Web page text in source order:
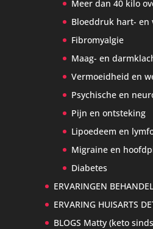
Meer dan 40 kilo
Bloeddruk hart- en
Fibromyalgie
Maag- en
Vermoeidheid en
Psychische en
Pijn en ontsteking
Lipoedeem en
Migraine en
Diabetes
ERVARINGEN
ERVARING HUISARTS
BLOGS Matty (keto